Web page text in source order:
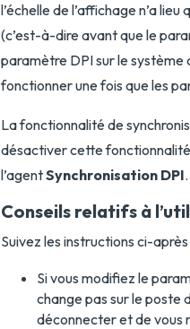
l’échelle de l’affichage n’a
(c’est-à-dire avant que le
paramètre DPI sur le système
fonctionner une fois que les
La fonctionnalité de
désactiver cette
l’agentSynchronisation DPI.
Conseils relatifs à
Suivez les instructions ci-
Si vous modifiez le
change pas sur le poste
déconnecter et de vous